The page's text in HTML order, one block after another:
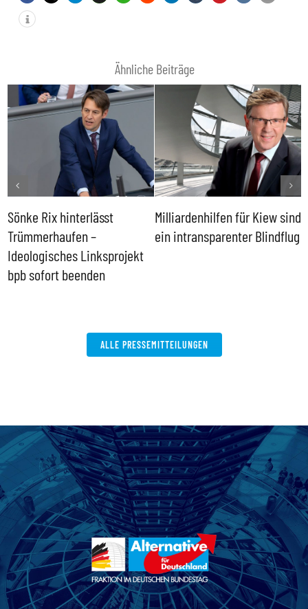
Ähnliche Beiträge
Sönke Rix hinterlässt
Trümmerhaufen –
Ideologisches Linksprojekt
bpb sofort beenden
Milliardenhilfen für Kiew sind
ein intransparenter Blindflug
ALLE PRESSEMITTEILUNGEN